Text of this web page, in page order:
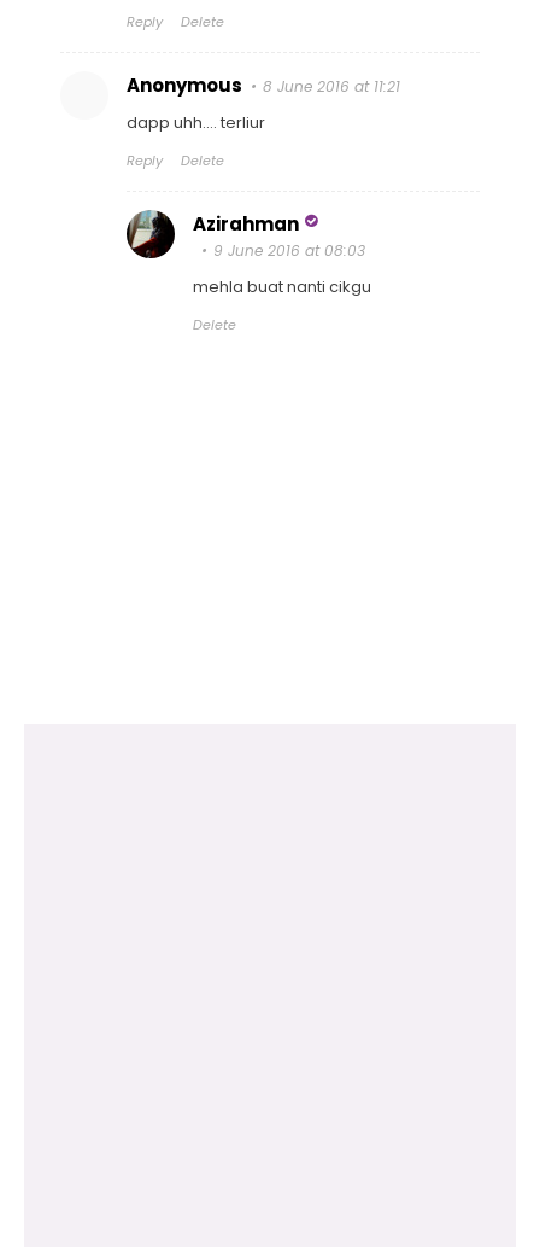
Reply Delete
Anonymous 8 June 2016 at 11:21
dapp uhh.... terliur
Reply Delete
Azirahman
9 June 2016 at 08:03
mehla buat nanti cikgu
Delete